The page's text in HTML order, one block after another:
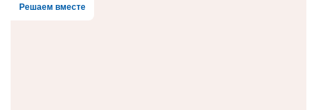
Решаем вместе